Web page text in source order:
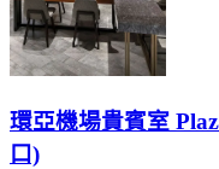
環亞機場貴賓室
口)